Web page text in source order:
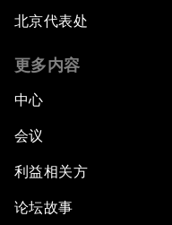
北京代表处
更多内容
中心
会议
利益相关方
论坛故事